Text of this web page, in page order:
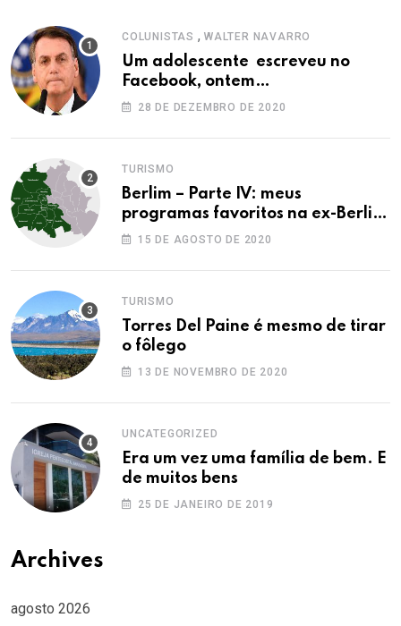
COLUNISTAS , WALTER NAVARRO
Um adolescente escreveu no
Facebook, ontem…
28 DE DEZEMBRO DE 2020
TURISMO
Berlim – Parte IV: meus
programas favoritos na ex-Berlim
Ocidental
15 DE AGOSTO DE 2020
TURISMO
Torres Del Paine é mesmo de tirar
o fôlego
13 DE NOVEMBRO DE 2020
UNCATEGORIZED
Era um vez uma família de bem. E
de muitos bens
25 DE JANEIRO DE 2019
Archives
agosto 2026